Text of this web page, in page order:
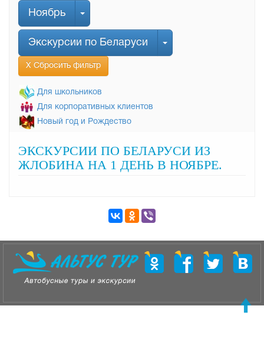
Ноябрь
Экскурсии по Беларуси
Х Сбросить фильтр
Для школьников
Для корпоративных клиентов
Новый год и Рождество
ЭКСКУРСИИ ПО БЕЛАРУСИ ИЗ
ЖЛОБИНА НА 1 ДЕНЬ В НОЯБРЕ.